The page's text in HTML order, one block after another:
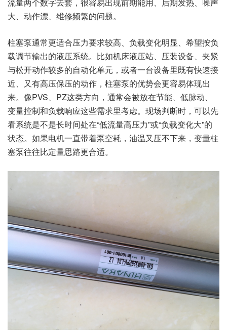
大、动作漂、维修频繁的问题。
柱塞泵通常更适合压力要求较高、负载变化明显、希望按负
载调节输出的液压系统。比如机床液压站、压装设备、夹紧
与松开动作较多的自动化单元，或者一台设备里既有快速接
近、又有高压保压的动作，柱塞泵的优势会更容易体现出
来。像PVS、PZ这类方向，通常会被放在节能、低脉动、
变量控制和负载响应这些需求里考虑。现场判断时，可以先
看系统是不是长时间处在“低流量高压力”或“负载变化大”的
状态。如果电机一直带着泵空耗，油温又压不下来，变量柱
塞泵往往比定量思路更合适。